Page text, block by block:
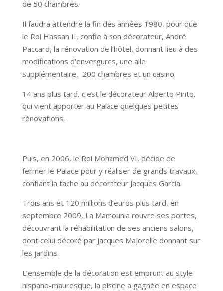
de 50 chambres.
Il faudra attendre la fin des années 1980, pour que
le Roi Hassan II, confie à son décorateur, André
Paccard, la rénovation de l’hôtel, donnant lieu à des
modifications d’envergures, une aile
supplémentaire, 200 chambres et un casino.
14 ans plus tard, c’est le décorateur Alberto Pinto,
qui vient apporter au Palace quelques petites
rénovations.
Puis, en 2006, le Roi Mohamed VI, décide de
fermer le Palace pour y réaliser de grands travaux,
confiant la tache au décorateur Jacques Garcia.
Trois ans et 120 millions d’euros plus tard, en
septembre 2009, La Mamounia rouvre ses portes,
découvrant la réhabilitation de ses anciens salons,
dont celui décoré par Jacques Majorelle donnant sur
les jardins.
L’ensemble de la décoration est emprunt au style
hispano-mauresque, la piscine a gagnée en espace